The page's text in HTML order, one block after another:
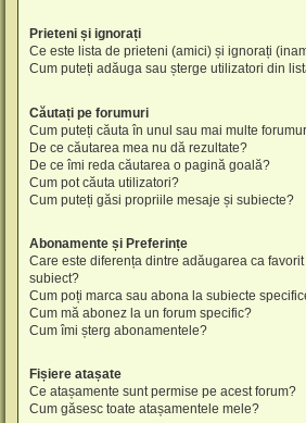
Prieteni și ignorați
Ce este lista de prieteni (amici) și ignorați
Cum puteți adăuga sau șterge utilizatori din
Căutați pe forumuri
Cum puteți căuta în unul sau mai multe
De ce căutarea mea nu dă rezultate?
De ce îmi reda căutarea o pagină goală?
Cum pot căuta utilizatori?
Cum puteți găsi propriile mesaje și subiecte?
Abonamente și Preferințe
Care este diferența dintre adăugarea ca
subiect?
Cum poți marca sau abona la subiecte
Cum mă abonez la un forum specific?
Cum îmi șterg abonamentele?
Fișiere atașate
Ce atașamente sunt permise pe acest forum?
Cum găsesc toate atașamentele mele?